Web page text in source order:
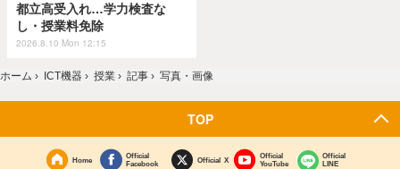
都立高受入れ…学力検査な
し・授業料免除
2026.8.10 Mon 12:15
ホーム › ICT機器 › 授業 › 記事 › 写真・画像
TOP
Home
Official
Facebook
Official X
Official
YouTube
Official
LINE